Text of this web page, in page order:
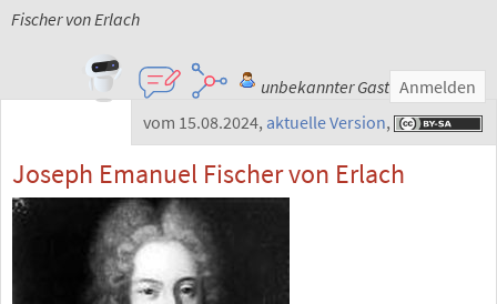
Fischer von Erlach
unbekannter Gast Anmelden
vom 15.08.2024, aktuelle Version,
Joseph Emanuel Fischer von Erlach